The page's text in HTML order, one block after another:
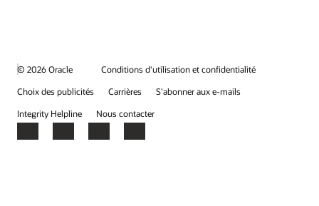
© 2026 Oracle
Conditions d'utilisation et confidentialité
Choix des publicités
Carrières
S'abonner aux e-mails
Integrity Helpline
Nous contacter
Facebook
X LinkedInYouTube